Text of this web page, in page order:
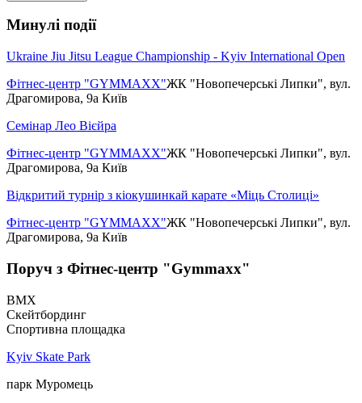
Минулі події
Ukraine Jiu Jitsu League Championship - Kуiv International Open
Фітнес-центр "GYMMAXX"ЖК "Новопечерські Липки", вул.
Драгомирова, 9а Київ
Семінар Лео Вієйра
Фітнес-центр "GYMMAXX"ЖК "Новопечерські Липки", вул.
Драгомирова, 9а Київ
Відкритий турнір з кіокушинкай карате «Міць Столиці»
Фітнес-центр "GYMMAXX"ЖК "Новопечерські Липки", вул.
Драгомирова, 9а Київ
Поруч з Фітнес-центр "Gymmaxx"
BMX
Скейтбординг
Спортивна площадка
Kyiv Skate Park
парк Муромець